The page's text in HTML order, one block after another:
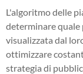
L'algoritmo delle
determinare
visualizzata dal
ottimizzare
strategia di